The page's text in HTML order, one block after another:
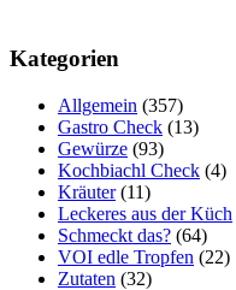
Kategorien
Allgemein (357)
Gastro Check (13)
Gewürze (93)
Kochbiachl Check (4)
Kräuter(11)
Leckeres aus der Küch
Schmeckt das? (64)
VOI edle Tropfen (22)
Zutaten (32)